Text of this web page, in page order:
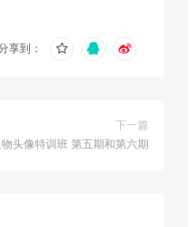
享到：
下一篇
头像特训班 第五期和第六期